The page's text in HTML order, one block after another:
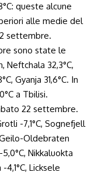
queste alcune
alle medie del
settembre.
sono state le
Neftchala 32,3°C,
Gyanja 31,6°C. In
a Tbilisi.
22 settembre.
-7,1°C, Sognefjell
Geilo-Oldebraten
Nikkaluokta
4,1°C, Licksele